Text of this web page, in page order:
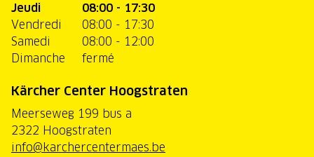
Jeudi
08:00 - 17:30
Vendredi
08:00 - 17:30
Samedi
08:00 - 12:00
Dimanche
fermé
Kärcher Center Hoogstraten
Meerseweg 199 bus a
2322 Hoogstraten
info@karchercentermaes.be